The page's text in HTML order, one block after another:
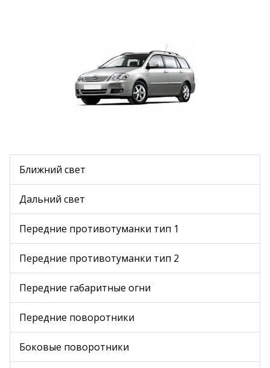
Ближний свет
Дальний свет
Передние противотуманки тип 1
Передние противотуманки тип 2
Передние габаритные огни
Передние поворотники
Боковые поворотники